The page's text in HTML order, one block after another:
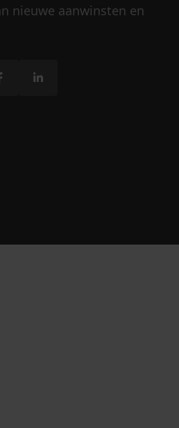
nieuwe aanwinsten en